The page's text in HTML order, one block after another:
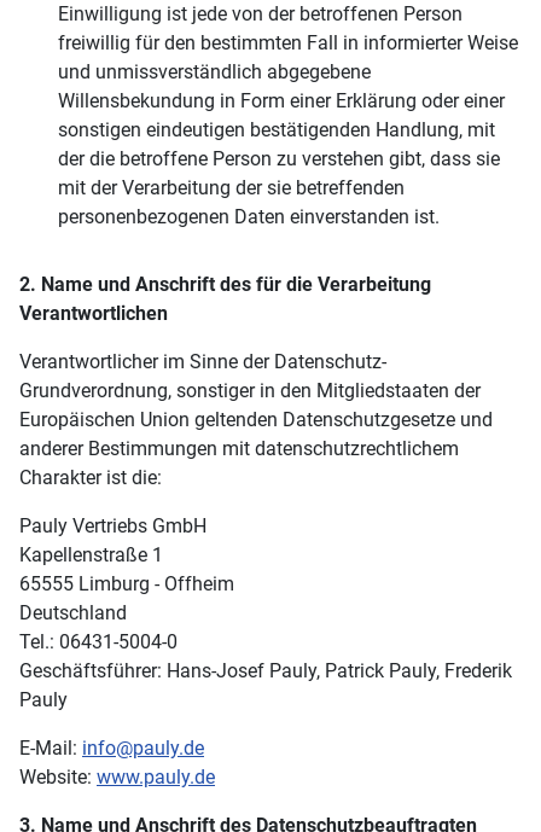
Einwilligung ist jede von der betroffenen Person
freiwillig für den bestimmten Fall in informierter Weise
und unmissverständlich abgegebene
Willensbekundung in Form einer Erklärung oder einer
sonstigen eindeutigen bestätigenden Handlung, mit
der die betroffene Person zu verstehen gibt, dass sie
mit der Verarbeitung der sie betreffenden
personenbezogenen Daten einverstanden ist.
2. Name und Anschrift des für die Verarbeitung
Verantwortlichen
Verantwortlicher im Sinne der Datenschutz-
Grundverordnung, sonstiger in den Mitgliedstaaten der
Europäischen Union geltenden Datenschutzgesetze und
anderer Bestimmungen mit datenschutzrechtlichem
Charakter ist die:
Pauly Vertriebs GmbH
Kapellenstraße 1
65555 Limburg - Offheim
Deutschland
Tel.: 06431-5004-0
Geschäftsführer: Hans-Josef Pauly, Patrick Pauly, Frederik
Pauly
E-Mail: info@pauly.de
Website: www.pauly.de
3. Name und Anschrift des Datenschutzbeauftragten